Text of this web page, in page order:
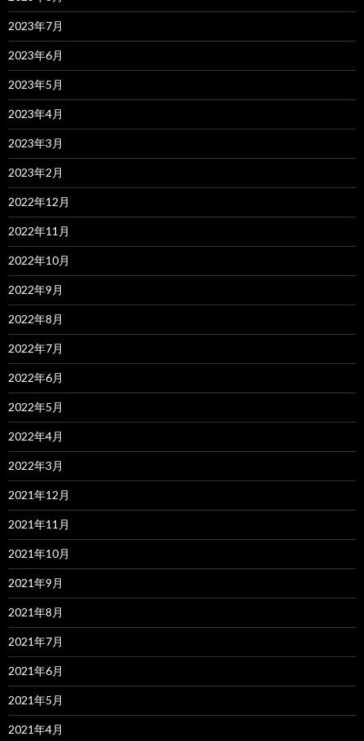
2023年7月
2023年6月
2023年5月
2023年4月
2023年3月
2023年2月
2022年12月
2022年11月
2022年10月
2022年9月
2022年8月
2022年7月
2022年6月
2022年5月
2022年4月
2022年3月
2021年12月
2021年11月
2021年10月
2021年9月
2021年8月
2021年7月
2021年6月
2021年5月
2021年4月